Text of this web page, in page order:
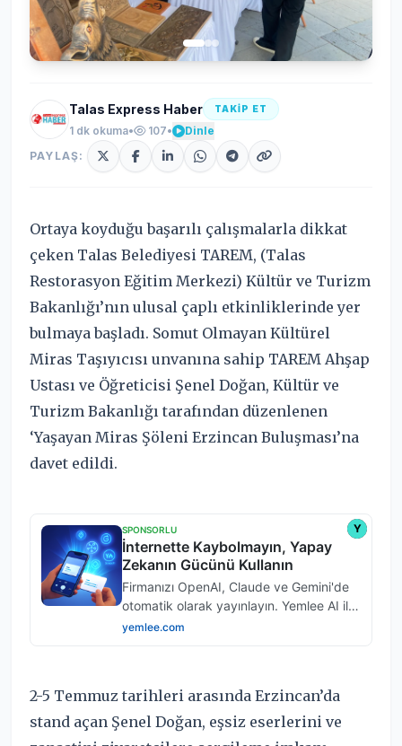
Talas Express Haber TAKİP ET
1 dk okuma• 107•
Dinle
PAYLAŞ:
Ortaya koyduğu başarılı çalışmalarla dikkat
çeken Talas Belediyesi TAREM, (Talas
Restorasyon Eğitim Merkezi) Kültür ve Turizm
Bakanlığı’nın ulusal çaplı etkinliklerinde yer
bulmaya başladı. Somut Olmayan Kültürel
Miras Taşıyıcısı unvanına sahip TAREM Ahşap
Ustası ve Öğreticisi Şenel Doğan, Kültür ve
Turizm Bakanlığı tarafından düzenlenen
‘Yaşayan Miras Şöleni Erzincan Buluşması’na
davet edildi.
2-5 Temmuz tarihleri arasında Erzincan’da
stand açan Şenel Doğan, eşsiz eserlerini ve